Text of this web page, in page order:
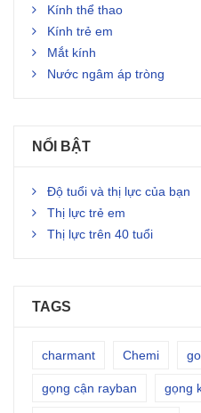
Kính thể thao
Kính trẻ em
Mắt kính
Nước ngâm áp tròng
NỔI BẬT
Độ tuổi và thị lực của bạn
Thị lực trẻ em
Thị lực trên 40 tuổi
TAGS
charmant Chemi
gọng cận rayban gọng